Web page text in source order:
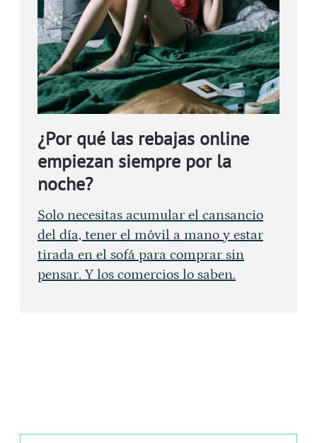
¿Por qué las rebajas online
empiezan siempre por la
noche?
Solo necesitas acumular el cansancio
del día, tener el móvil a mano y estar
tirada en el sofá para comprar sin
pensar. Y los comercios lo saben.